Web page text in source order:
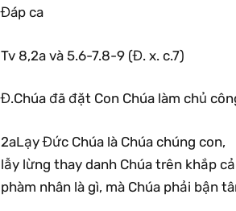
Đáp ca
Tv 8,2a và 5.6-7.8-9 (Đ. x. c.7)
Đ.Chúa đã đặt Con Chúa làm chủ
2aLạy Đức Chúa là Chúa chúng con,
lẫy lừng thay danh Chúa trên khắp
phàm nhân là gì, mà Chúa phải bận